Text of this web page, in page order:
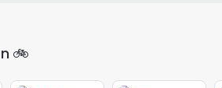
🚲